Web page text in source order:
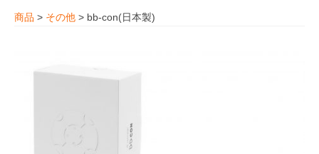
全商品
コンセプト
お問い合わせ
商品 > その他 > bb-con(日本製)